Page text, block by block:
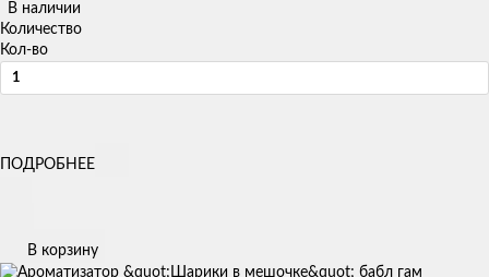
В наличии
Количество
Кол-во
ПОДРОБНЕЕ
В корзину